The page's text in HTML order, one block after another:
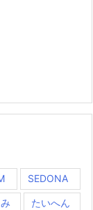
SEDONA
たいへん